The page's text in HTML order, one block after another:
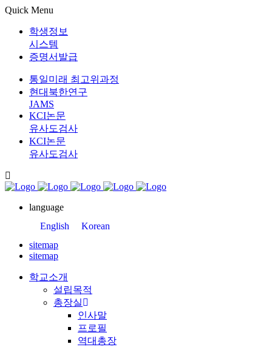
Quick Menu
학생정보
시스템
증명서발급
통일미래 최고위과정
현대북한연구
JAMS
KCI논문
유사도검사
KCI논문
유사도검사
language
English
Korean
sitemap
sitemap
학교소개
설립목적
총장실
인사말
프로필
역대총장